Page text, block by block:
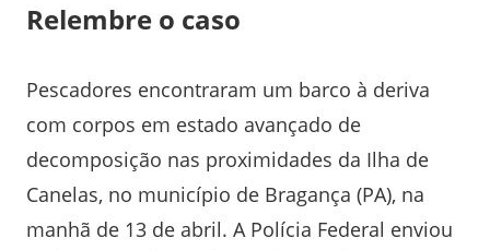
Relembre o caso
Pescadores encontraram um barco à deriva
com corpos em estado avançado de
decomposição nas proximidades da Ilha de
Canelas, no município de Bragança (PA), na
manhã de 13 de abril. A Polícia Federal enviou